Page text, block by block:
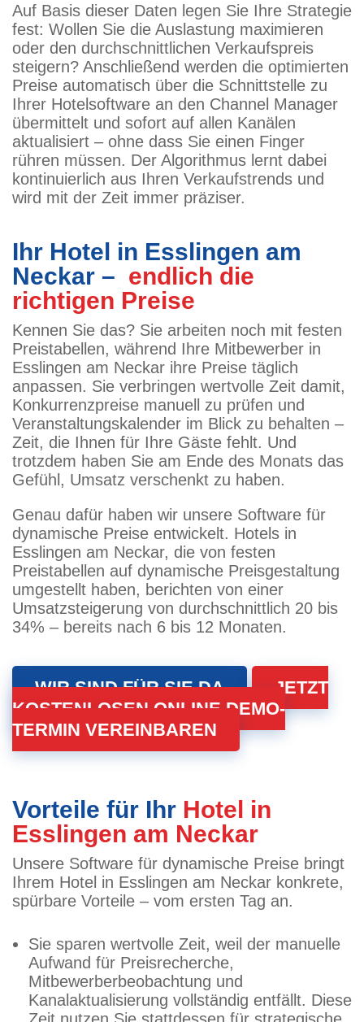
Auf Basis dieser Daten legen Sie Ihre Strategie
fest: Wollen Sie die Auslastung maximieren
oder den durchschnittlichen Verkaufspreis
steigern? Anschließend werden die optimierten
Preise automatisch über die Schnittstelle zu
Ihrer Hotelsoftware an den Channel Manager
übermittelt und sofort auf allen Kanälen
aktualisiert – ohne dass Sie einen Finger
rühren müssen. Der Algorithmus lernt dabei
kontinuierlich aus Ihren Verkaufstrends und
wird mit der Zeit immer präziser.
Ihr Hotel in Esslingen am
Neckar – endlich die
richtigen Preise
Kennen Sie das? Sie arbeiten noch mit festen
Preistabellen, während Ihre Mitbewerber in
Esslingen am Neckar ihre Preise täglich
anpassen. Sie verbringen wertvolle Zeit damit,
Konkurrenzpreise manuell zu prüfen und
Veranstaltungskalender im Blick zu behalten –
Zeit, die Ihnen für Ihre Gäste fehlt. Und
trotzdem haben Sie am Ende des Monats das
Gefühl, Umsatz verschenkt zu haben.
Genau dafür haben wir unsere Software für
dynamische Preise entwickelt. Hotels in
Esslingen am Neckar, die von festen
Preistabellen auf dynamische Preisgestaltung
umgestellt haben, berichten von einer
Umsatzsteigerung von durchschnittlich 20 bis
34% – bereits nach 6 bis 12 Monaten.
WIR SIND FÜR SIE DA
JETZT
KOSTENLOSEN ONLINE DEMO-
TERMIN VEREINBAREN
Vorteile für Ihr Hotel in
Esslingen am Neckar
Unsere Software für dynamische Preise bringt
Ihrem Hotel in Esslingen am Neckar konkrete,
spürbare Vorteile – vom ersten Tag an.
Sie sparen wertvolle Zeit, weil der manuelle
Aufwand für Preisrecherche,
Mitbewerberbeobachtung und
Kanalaktualisierung vollständig entfällt. Diese